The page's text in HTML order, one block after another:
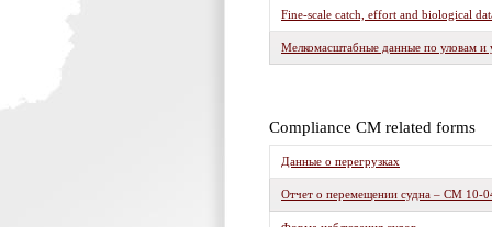
Fine-scale catch, effort and biological
Мелкомасштабные данные по уловам
Compliance CM related forms
Данные о перегрузках
Отчет о перемещении судна – CM 10-